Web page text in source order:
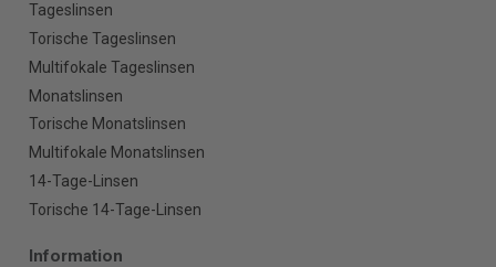
Tageslinsen
Torische Tageslinsen
Multifokale Tageslinsen
Monatslinsen
Torische Monatslinsen
Multifokale Monatslinsen
14-Tage-Linsen
Torische 14-Tage-Linsen
Information